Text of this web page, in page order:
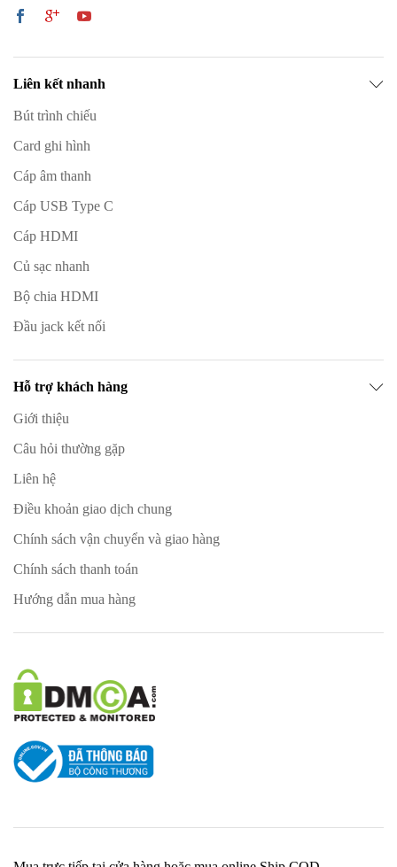
Liên kết nhanh
Bút trình chiếu
Card ghi hình
Cáp âm thanh
Cáp USB Type C
Cáp HDMI
Củ sạc nhanh
Bộ chia HDMI
Đầu jack kết nối
Hỗ trợ khách hàng
Giới thiệu
Câu hỏi thường gặp
Liên hệ
Điều khoản giao dịch chung
Chính sách vận chuyển và giao hàng
Chính sách thanh toán
Hướng dẫn mua hàng